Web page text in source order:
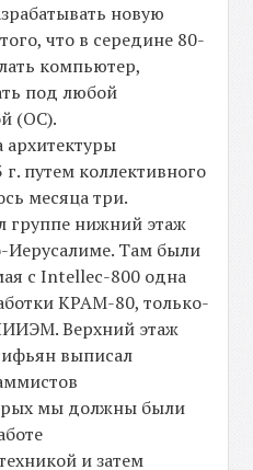
новую
что в середине 80-
компьютер,
под любой
(ОС).
архитектуры
путем коллективного
месяца три.
группе нижний этаж
Иерусалиме. Там были
с Intellec-800 одна
КРАМ-80, только-
Верхний этаж
выписал
мы должны были
и затем